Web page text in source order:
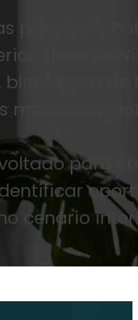
principais
de
mercados
para
cenário